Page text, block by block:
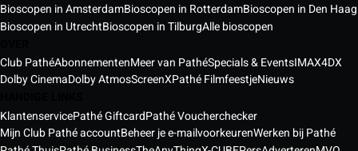
Bioscopen in AmsterdamBioscopen in RotterdamBioscopen in Den Haag
Bioscopen in UtrechtBioscopen in TilburgAlle bioscopen
Club PathéAbonnementenMeer van PathéSpecials & EventsIMAX4DX
Dolby CinemaDolby AtmosScreenXPathé FilmfeestjeNieuws
KlantenservicePathé GiftcardPathé Voucherchecker
Mijn Club Pathé accountBeheer je e-mailvoorkeurenWerken bij Pathé